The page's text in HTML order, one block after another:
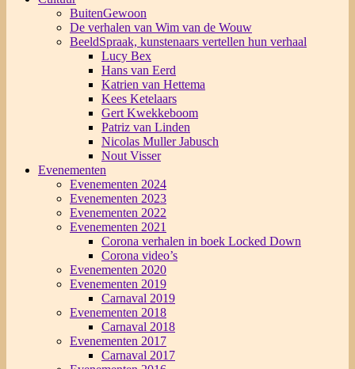
BuitenGewoon
De verhalen van Wim van de Wouw
BeeldSpraak, kunstenaars vertellen hun verhaal
Lucy Bex
Hans van Eerd
Katrien van Hettema
Kees Ketelaars
Gert Kwekkeboom
Patriz van Linden
Nicolas Muller Jabusch
Nout Visser
Evenementen
Evenementen 2024
Evenementen 2023
Evenementen 2022
Evenementen 2021
Corona verhalen in boek Locked Down
Corona video’s
Evenementen 2020
Evenementen 2019
Carnaval 2019
Evenementen 2018
Carnaval 2018
Evenementen 2017
Carnaval 2017